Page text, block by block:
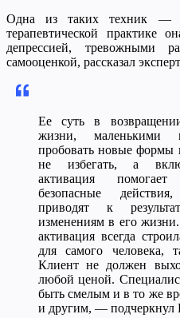
Одна из таких техник —
терапевтической практике
депрессией, тревожными
самооценкой, рассказал
Ее суть в
жизни, маленькими
пробовать новые формы
не избегать, а
активация
безопасные
приводят к
изменениям в его
активация всегда
для самого человека,
Клиент не должен
любой ценой.
быть смелым и в то же
и другим, — подчеркнул